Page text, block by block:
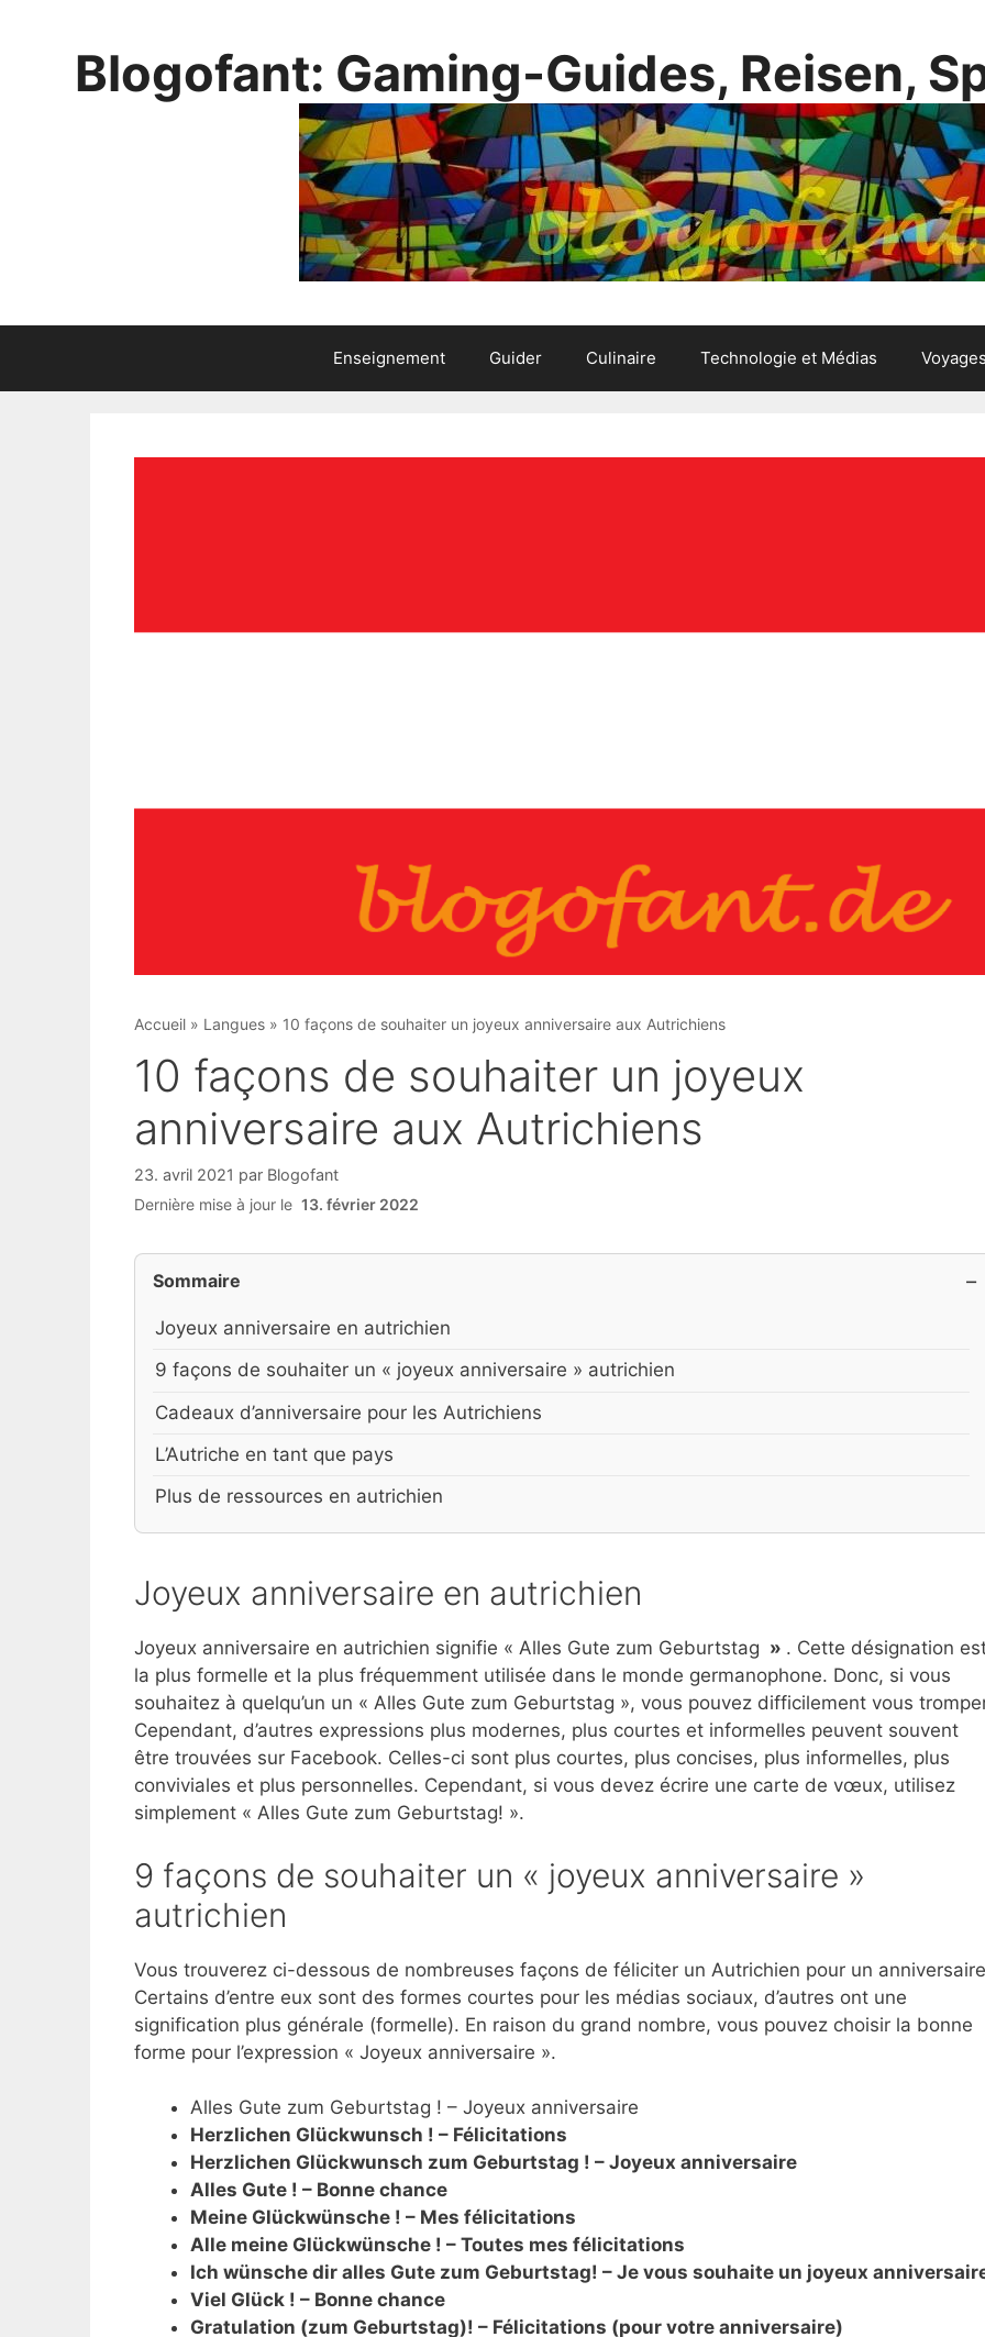
Blogofant: Gaming-Guides, Reisen,
Enseignement Guider Culinaire Technologie et Médias
Accueil » Langues » 10 façons de souhaiter un joyeux anniversaire aux Autrichiens
10 façons de souhaiter un joyeux
anniversaire aux Autrichiens
23. avril 2021 par Blogofant
Dernière mise à jour le 13. février 2022
Sommaire
Joyeux anniversaire en autrichien
9 façons de souhaiter un « joyeux anniversaire » autrichien
Cadeaux d’anniversaire pour les Autrichiens
L’Autriche en tant que pays
Plus de ressources en autrichien
Joyeux anniversaire en autrichien
Joyeux anniversaire en autrichien signifie « Alles Gute zum Geburtstag » . Cette désignation
la plus formelle et la plus fréquemment utilisée dans le monde germanophone. Donc, si vous
souhaitez à quelqu’un un « Alles Gute zum Geburtstag », vous pouvez difficilement vous
Cependant, d’autres expressions plus modernes, plus courtes et informelles peuvent souvent
être trouvées sur Facebook. Celles-ci sont plus courtes, plus concises, plus informelles, plus
conviviales et plus personnelles. Cependant, si vous devez écrire une carte de vœux, utilisez
simplement « Alles Gute zum Geburtstag! ».
9 façons de souhaiter un « joyeux anniversaire »
autrichien
Vous trouverez ci-dessous de nombreuses façons de féliciter un Autrichien pour un
Certains d’entre eux sont des formes courtes pour les médias sociaux, d’autres ont une
signification plus générale (formelle). En raison du grand nombre, vous pouvez choisir la bonne
forme pour l’expression « Joyeux anniversaire ».
Alles Gute zum Geburtstag ! – Joyeux anniversaire
Herzlichen Glückwunsch ! – Félicitations
Herzlichen Glückwunsch zum Geburtstag ! – Joyeux anniversaire
Alles Gute ! – Bonne chance
Meine Glückwünsche ! – Mes félicitations
Alle meine Glückwünsche ! – Toutes mes félicitations
Ich wünsche dir alles Gute zum Geburtstag! – Je vous souhaite un joyeux
Viel Glück ! – Bonne chance
Gratulation (zum Geburtstag)! – Félicitations (pour votre anniversaire)